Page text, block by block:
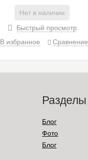
Нет в наличии
Быстрый просмотр
В избранное
Сравнение
Разделы
Блог
Фото
Блог